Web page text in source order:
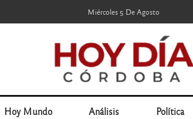
Miércoles 5 De Agosto
Hoy Mundo Análisis Política